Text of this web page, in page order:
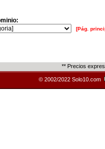
[Pág.
** Precios
© 2002/2022 Solo10.com